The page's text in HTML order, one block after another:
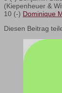
(Kiepenheuer &
10 (-) Dominique
Diesen Beitrag